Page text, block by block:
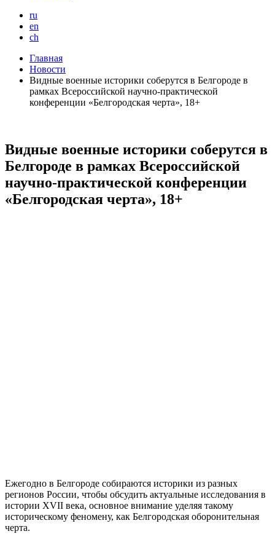
ru
en
ch
Главная
Новости
Видные военные историки соберутся в Белгороде в
рамках Всероссийской научно-практической
конференции «Белгородская черта», 18+
Видные военные историки соберутся в
Белгороде в рамках Всероссийской
научно-практической конференции
«Белгородская черта», 18+
Ежегодно в Белгороде собираются историки из разных
регионов России, чтобы обсудить актуальные исследования в
истории XVII века, основное внимание уделяя такому
историческому феномену, как Белгородская оборонительная
черта.